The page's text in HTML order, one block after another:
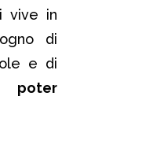
vive in
di
e di
poter